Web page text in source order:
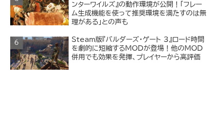
ンターワイルズ』の動作環境が公開！「フレー
ム生成機能を使って推奨環境を満たすのは無
理がある」との声も
Steam版『バルダーズ・ゲート 3』ロード時間
を劇的に短縮するMODが登場！他のMOD
併用でも効果を発揮、プレイヤーから高評価